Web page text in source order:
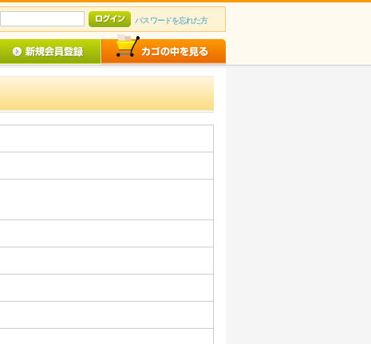
パスワードを忘れた方